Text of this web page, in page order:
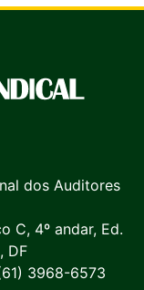
dos Auditores
C, 4º andar, Ed.
DF
3968-6573